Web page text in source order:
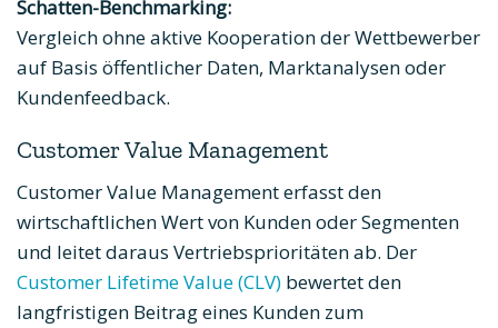
Schatten-Benchmarking:
Vergleich ohne aktive Kooperation der Wettbewerber
auf Basis öffentlicher Daten, Marktanalysen oder
Kundenfeedback.
Customer Value Management
Customer Value Management erfasst den
wirtschaftlichen Wert von Kunden oder Segmenten
und leitet daraus Vertriebsprioritäten ab. Der
Customer Lifetime Value (CLV) bewertet den
langfristigen Beitrag eines Kunden zum